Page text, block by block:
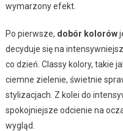
wymarzony efekt.
Po pierwsze, dobór kolorów
decyduje się na
co dzień. Classy kolory, takie
ciemne zielenie, świetnie
stylizacjach. Z kolei do
spokojniejsze odcienie na
wygląd.